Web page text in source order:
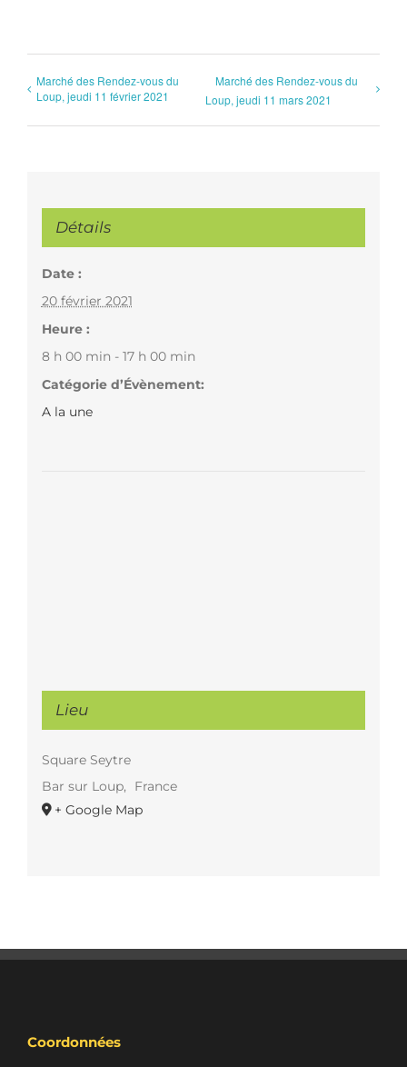
Marché des Rendez-vous du
Loup, jeudi 11 février 2021
Marché des Rendez-vous du
Loup, jeudi 11 mars 2021
Détails
Date :
20 février 2021
Heure :
8 h 00 min - 17 h 00 min
Catégorie d’Évènement:
A la une
Lieu
Square Seytre
Bar sur Loup,
France
+ Google Map
Coordonnées